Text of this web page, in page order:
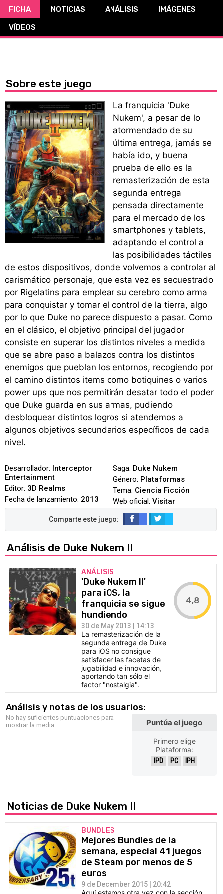
CÓMICS
FICHA NOTICIAS ANÁLISIS
IMÁGENES
VÍDEOS
Sobre este juego
La franquicia 'Duke
Nukem', a pesar de lo
atormendado de su
última entrega, jamás se
había ido, y buena
prueba de ello es la
remasterización de esta
segunda entrega
pensada directamente
para el mercado de los
smartphones y tablets,
adaptando el control a
las posibilidades táctiles
de estos dispositivos, donde volvemos a controlar al
carismático personaje, que esta vez es secuestrado
por Rigelatins para emplear su cerebro como arma
para conquistar y tomar el control de la tierra, algo
por lo que Duke no parece dispuesto a pasar. Como
en el clásico, el objetivo principal del jugador
consiste en superar los distintos niveles a medida
que se abre paso a balazos contra los distintos
enemigos que pueblan los entornos, recogiendo por
el camino distintos items como botiquines o varios
power ups que nos permitirán desatar todo el poder
que Duke guarda en sus armas, pudiendo
desbloquear distintos logros si atendemos a
algunos objetivos secundarios específicos de cada
nivel.
Desarrollador: Interceptor
Entertainment
Editor: 3D Realms
Fecha de lanzamiento: 2013
Saga: Duke Nukem
Género: Plataformas
Tema: Ciencia Ficción
Web oficial: Visitar
Análisis de Duke Nukem II
ANÁLISIS
'Duke Nukem II'
para iOS, la
franquicia se sigue
hundiendo
30 de May 2013 | 14:13
La remasterización de la
segunda entrega de Duke
para iOS no consigue
satisfacer las facetas de
jugabilidad e innovación,
aportando tan sólo el
factor "nostalgia".
4,8
Análisis y notas de los usuarios:
No hay suficientes puntuaciones para
mostrar la media
Puntúa el juego
Primero elige
Plataforma:
IPD PC IPH
Noticias de Duke Nukem II
BUNDLES
Mejores Bundles de la
semana, especial 41 juegos
de Steam por menos de 5
euros
9 de December 2015 | 20:42
Aquí estamos otra vez con la sección